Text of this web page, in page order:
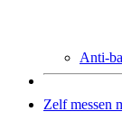
Anti-
Zelf messen